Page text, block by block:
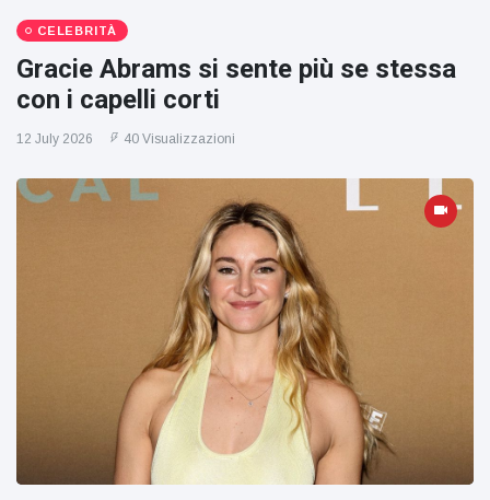
CELEBRITÀ
Gracie Abrams si sente più se stessa
con i capelli corti
12 July 2026 40 Visualizzazioni